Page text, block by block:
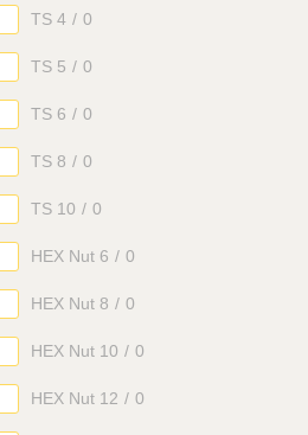
TS 4 / 0
TS 5 / 0
TS 6 / 0
TS 8 / 0
TS 10 / 0
HEX Nut 6 / 0
HEX Nut 8 / 0
HEX Nut 10 / 0
HEX Nut 12 / 0